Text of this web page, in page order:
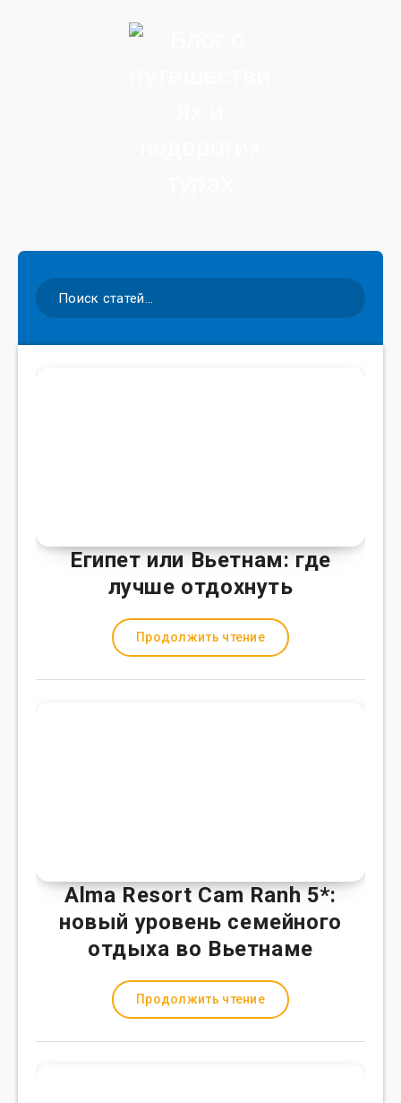
Египет или Вьетнам: где
лучше отдохнуть
Продолжить чтение
Alma Resort Cam Ranh 5*:
новый уровень семейного
отдыха во Вьетнаме
Продолжить чтение